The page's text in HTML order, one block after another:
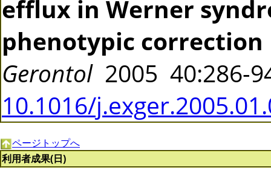
efflux in Werner
phenotypic correction
Gerontol2005 40:286-
10.1016/
ページトップへ
利用者成果(日)